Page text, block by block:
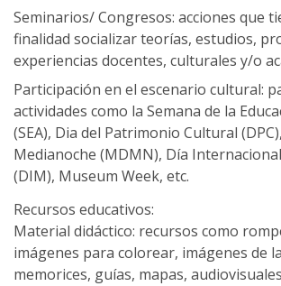
Seminarios/ Congresos: acciones que
finalidad socializar teorías, estudios,
experiencias docentes, culturales y/o
Participación en el escenario cultural:
actividades como la Semana de la
(SEA), Dia del Patrimonio Cultural
Medianoche (MDMN), Día
(DIM), Museum Week, etc.
Recursos educativos:
Material didáctico: recursos como
imágenes para colorear, imágenes de
memorices, guías, mapas,